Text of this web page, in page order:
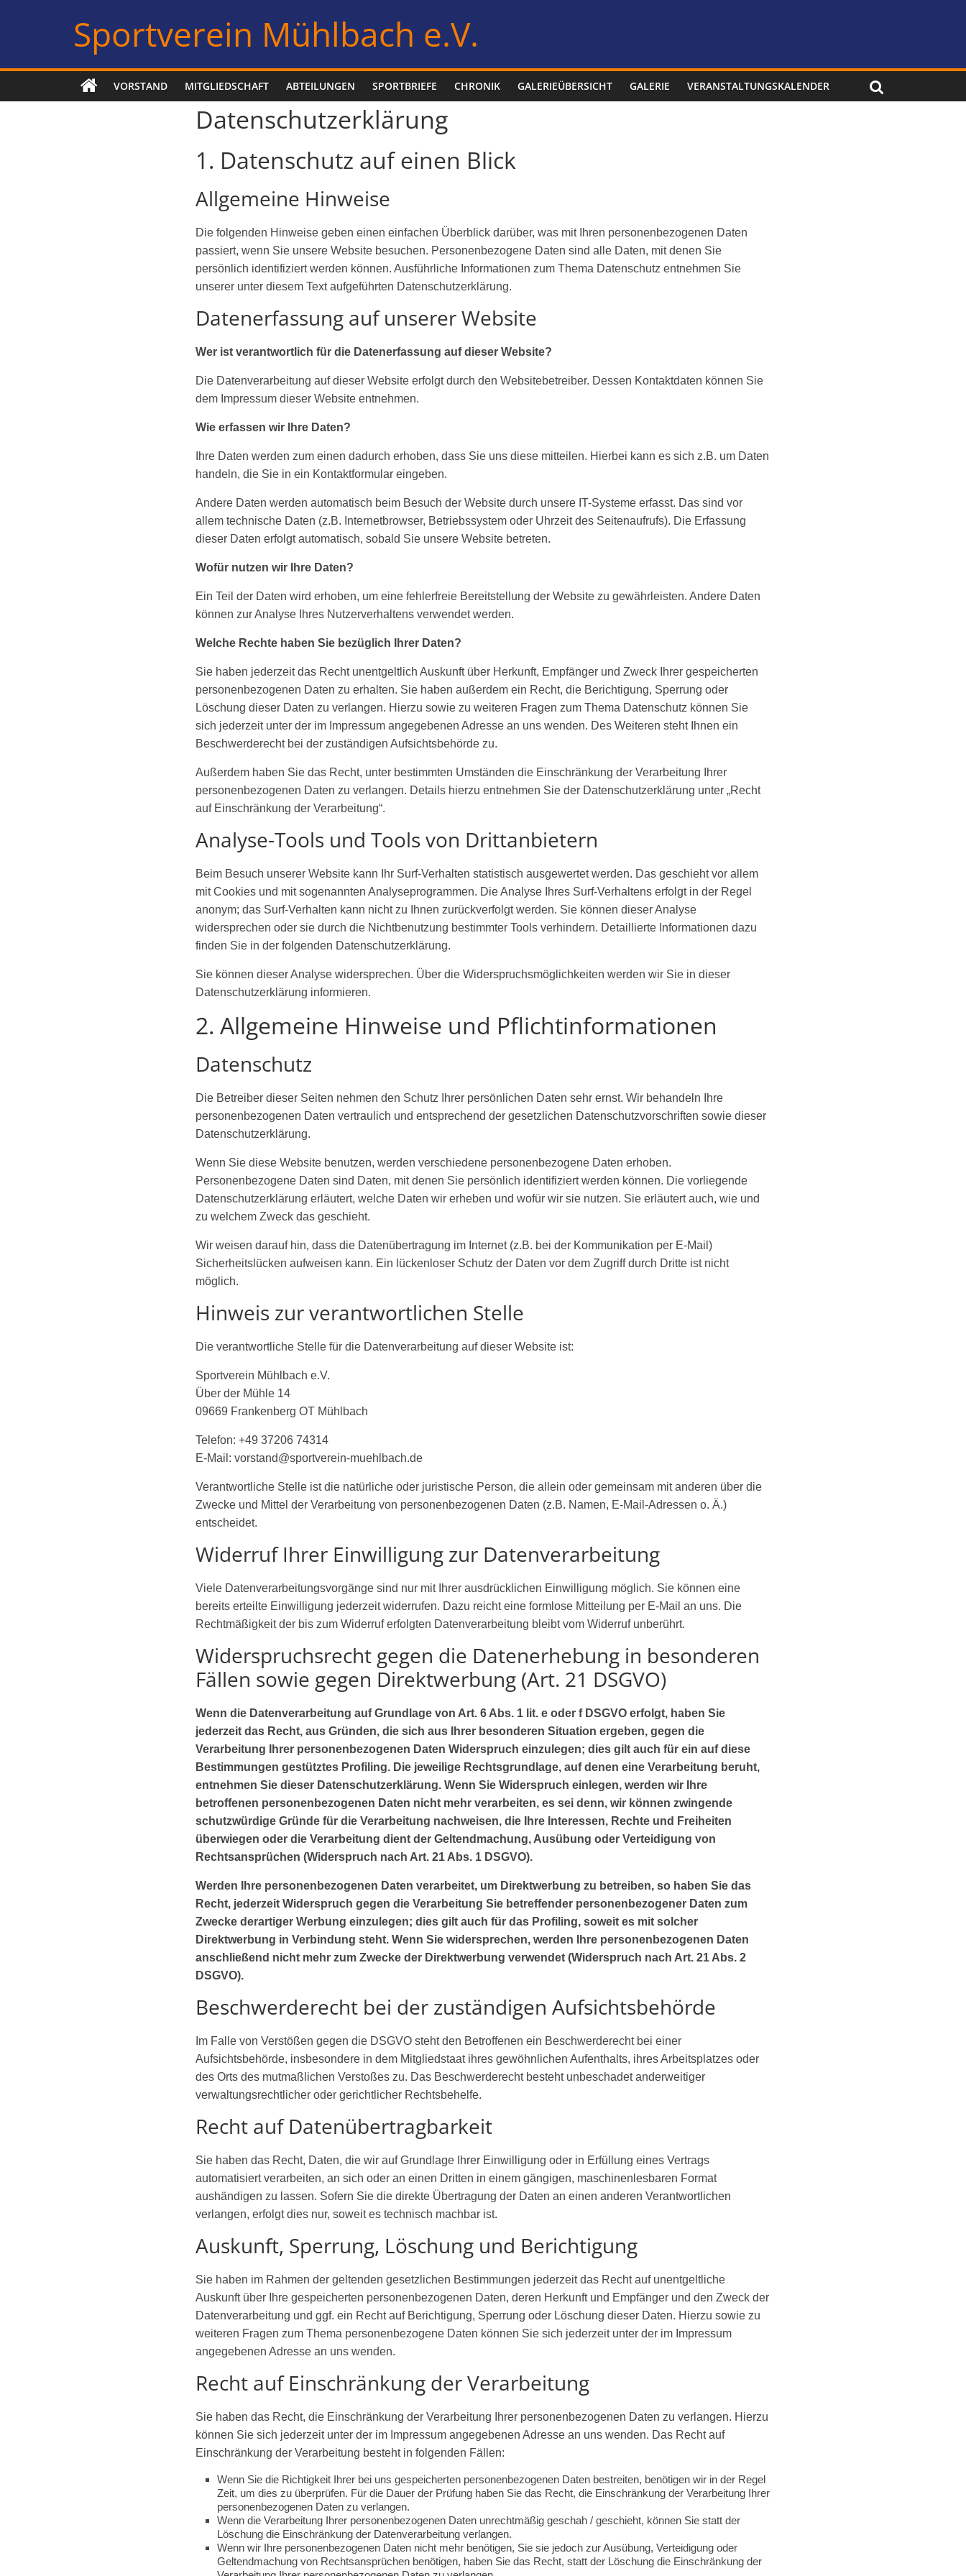
Sportverein Mühlbach e.V.
VORSTAND MITGLIEDSCHAFT ABTEILUNGEN SPORTBRIEFE CHRONIK GALERIEÜBERSICHT GALERIE VERANSTALTUNGSKALENDER
Datenschutzerklärung
1. Datenschutz auf einen Blick
Allgemeine Hinweise
Die folgenden Hinweise geben einen einfachen Überblick darüber, was mit Ihren personenbezogenen Daten
passiert, wenn Sie unsere Website besuchen. Personenbezogene Daten sind alle Daten, mit denen Sie
persönlich identifiziert werden können. Ausführliche Informationen zum Thema Datenschutz entnehmen Sie
unserer unter diesem Text aufgeführten Datenschutzerklärung.
Datenerfassung auf unserer Website
Wer ist verantwortlich für die Datenerfassung auf dieser Website?
Die Datenverarbeitung auf dieser Website erfolgt durch den Websitebetreiber. Dessen Kontaktdaten können Sie
dem Impressum dieser Website entnehmen.
Wie erfassen wir Ihre Daten?
Ihre Daten werden zum einen dadurch erhoben, dass Sie uns diese mitteilen. Hierbei kann es sich z.B. um Daten
handeln, die Sie in ein Kontaktformular eingeben.
Andere Daten werden automatisch beim Besuch der Website durch unsere IT-Systeme erfasst. Das sind vor
allem technische Daten (z.B. Internetbrowser, Betriebssystem oder Uhrzeit des Seitenaufrufs). Die Erfassung
dieser Daten erfolgt automatisch, sobald Sie unsere Website betreten.
Wofür nutzen wir Ihre Daten?
Ein Teil der Daten wird erhoben, um eine fehlerfreie Bereitstellung der Website zu gewährleisten. Andere Daten
können zur Analyse Ihres Nutzerverhaltens verwendet werden.
Welche Rechte haben Sie bezüglich Ihrer Daten?
Sie haben jederzeit das Recht unentgeltlich Auskunft über Herkunft, Empfänger und Zweck Ihrer gespeicherten
personenbezogenen Daten zu erhalten. Sie haben außerdem ein Recht, die Berichtigung, Sperrung oder
Löschung dieser Daten zu verlangen. Hierzu sowie zu weiteren Fragen zum Thema Datenschutz können Sie
sich jederzeit unter der im Impressum angegebenen Adresse an uns wenden. Des Weiteren steht Ihnen ein
Beschwerderecht bei der zuständigen Aufsichtsbehörde zu.
Außerdem haben Sie das Recht, unter bestimmten Umständen die Einschränkung der Verarbeitung Ihrer
personenbezogenen Daten zu verlangen. Details hierzu entnehmen Sie der Datenschutzerklärung unter „Recht
auf Einschränkung der Verarbeitung“.
Analyse-Tools und Tools von Drittanbietern
Beim Besuch unserer Website kann Ihr Surf-Verhalten statistisch ausgewertet werden. Das geschieht vor allem
mit Cookies und mit sogenannten Analyseprogrammen. Die Analyse Ihres Surf-Verhaltens erfolgt in der Regel
anonym; das Surf-Verhalten kann nicht zu Ihnen zurückverfolgt werden. Sie können dieser Analyse
widersprechen oder sie durch die Nichtbenutzung bestimmter Tools verhindern. Detaillierte Informationen dazu
finden Sie in der folgenden Datenschutzerklärung.
Sie können dieser Analyse widersprechen. Über die Widerspruchsmöglichkeiten werden wir Sie in dieser
Datenschutzerklärung informieren.
2. Allgemeine Hinweise und Pflichtinformationen
Datenschutz
Die Betreiber dieser Seiten nehmen den Schutz Ihrer persönlichen Daten sehr ernst. Wir behandeln Ihre
personenbezogenen Daten vertraulich und entsprechend der gesetzlichen Datenschutzvorschriften sowie dieser
Datenschutzerklärung.
Wenn Sie diese Website benutzen, werden verschiedene personenbezogene Daten erhoben.
Personenbezogene Daten sind Daten, mit denen Sie persönlich identifiziert werden können. Die vorliegende
Datenschutzerklärung erläutert, welche Daten wir erheben und wofür wir sie nutzen. Sie erläutert auch, wie und
zu welchem Zweck das geschieht.
Wir weisen darauf hin, dass die Datenübertragung im Internet (z.B. bei der Kommunikation per E-Mail)
Sicherheitslücken aufweisen kann. Ein lückenloser Schutz der Daten vor dem Zugriff durch Dritte ist nicht
möglich.
Hinweis zur verantwortlichen Stelle
Die verantwortliche Stelle für die Datenverarbeitung auf dieser Website ist:
Sportverein Mühlbach e.V.
Über der Mühle 14
09669 Frankenberg OT Mühlbach
Telefon: +49 37206 74314
E-Mail: vorstand@sportverein-muehlbach.de
Verantwortliche Stelle ist die natürliche oder juristische Person, die allein oder gemeinsam mit anderen über die
Zwecke und Mittel der Verarbeitung von personenbezogenen Daten (z.B. Namen, E-Mail-Adressen o. Ä.)
entscheidet.
Widerruf Ihrer Einwilligung zur Datenverarbeitung
Viele Datenverarbeitungsvorgänge sind nur mit Ihrer ausdrücklichen Einwilligung möglich. Sie können eine
bereits erteilte Einwilligung jederzeit widerrufen. Dazu reicht eine formlose Mitteilung per E-Mail an uns. Die
Rechtmäßigkeit der bis zum Widerruf erfolgten Datenverarbeitung bleibt vom Widerruf unberührt.
Widerspruchsrecht gegen die Datenerhebung in besonderen
Fällen sowie gegen Direktwerbung (Art. 21 DSGVO)
Wenn die Datenverarbeitung auf Grundlage von Art. 6 Abs. 1 lit. e oder f DSGVO erfolgt, haben Sie
jederzeit das Recht, aus Gründen, die sich aus Ihrer besonderen Situation ergeben, gegen die
Verarbeitung Ihrer personenbezogenen Daten Widerspruch einzulegen; dies gilt auch für ein auf diese
Bestimmungen gestütztes Profiling. Die jeweilige Rechtsgrundlage, auf denen eine Verarbeitung beruht,
entnehmen Sie dieser Datenschutzerklärung. Wenn Sie Widerspruch einlegen, werden wir Ihre
betroffenen personenbezogenen Daten nicht mehr verarbeiten, es sei denn, wir können zwingende
schutzwürdige Gründe für die Verarbeitung nachweisen, die Ihre Interessen, Rechte und Freiheiten
überwiegen oder die Verarbeitung dient der Geltendmachung, Ausübung oder Verteidigung von
Rechtsansprüchen (Widerspruch nach Art. 21 Abs. 1 DSGVO).
Werden Ihre personenbezogenen Daten verarbeitet, um Direktwerbung zu betreiben, so haben Sie das
Recht, jederzeit Widerspruch gegen die Verarbeitung Sie betreffender personenbezogener Daten zum
Zwecke derartiger Werbung einzulegen; dies gilt auch für das Profiling, soweit es mit solcher
Direktwerbung in Verbindung steht. Wenn Sie widersprechen, werden Ihre personenbezogenen Daten
anschließend nicht mehr zum Zwecke der Direktwerbung verwendet (Widerspruch nach Art. 21 Abs. 2
DSGVO).
Beschwerderecht bei der zuständigen Aufsichtsbehörde
Im Falle von Verstößen gegen die DSGVO steht den Betroffenen ein Beschwerderecht bei einer
Aufsichtsbehörde, insbesondere in dem Mitgliedstaat ihres gewöhnlichen Aufenthalts, ihres Arbeitsplatzes oder
des Orts des mutmaßlichen Verstoßes zu. Das Beschwerderecht besteht unbeschadet anderweitiger
verwaltungsrechtlicher oder gerichtlicher Rechtsbehelfe.
Recht auf Datenübertragbarkeit
Sie haben das Recht, Daten, die wir auf Grundlage Ihrer Einwilligung oder in Erfüllung eines Vertrags
automatisiert verarbeiten, an sich oder an einen Dritten in einem gängigen, maschinenlesbaren Format
aushändigen zu lassen. Sofern Sie die direkte Übertragung der Daten an einen anderen Verantwortlichen
verlangen, erfolgt dies nur, soweit es technisch machbar ist.
Auskunft, Sperrung, Löschung und Berichtigung
Sie haben im Rahmen der geltenden gesetzlichen Bestimmungen jederzeit das Recht auf unentgeltliche
Auskunft über Ihre gespeicherten personenbezogenen Daten, deren Herkunft und Empfänger und den Zweck der
Datenverarbeitung und ggf. ein Recht auf Berichtigung, Sperrung oder Löschung dieser Daten. Hierzu sowie zu
weiteren Fragen zum Thema personenbezogene Daten können Sie sich jederzeit unter der im Impressum
angegebenen Adresse an uns wenden.
Recht auf Einschränkung der Verarbeitung
Sie haben das Recht, die Einschränkung der Verarbeitung Ihrer personenbezogenen Daten zu verlangen. Hierzu
können Sie sich jederzeit unter der im Impressum angegebenen Adresse an uns wenden. Das Recht auf
Einschränkung der Verarbeitung besteht in folgenden Fällen:
Wenn Sie die Richtigkeit Ihrer bei uns gespeicherten personenbezogenen Daten bestreiten, benötigen wir in der Regel
Zeit, um dies zu überprüfen. Für die Dauer der Prüfung haben Sie das Recht, die Einschränkung der Verarbeitung Ihrer
personenbezogenen Daten zu verlangen.
Wenn die Verarbeitung Ihrer personenbezogenen Daten unrechtmäßig geschah / geschieht, können Sie statt der
Löschung die Einschränkung der Datenverarbeitung verlangen.
Wenn wir Ihre personenbezogenen Daten nicht mehr benötigen, Sie sie jedoch zur Ausübung, Verteidigung oder
Geltendmachung von Rechtsansprüchen benötigen, haben Sie das Recht, statt der Löschung die Einschränkung der